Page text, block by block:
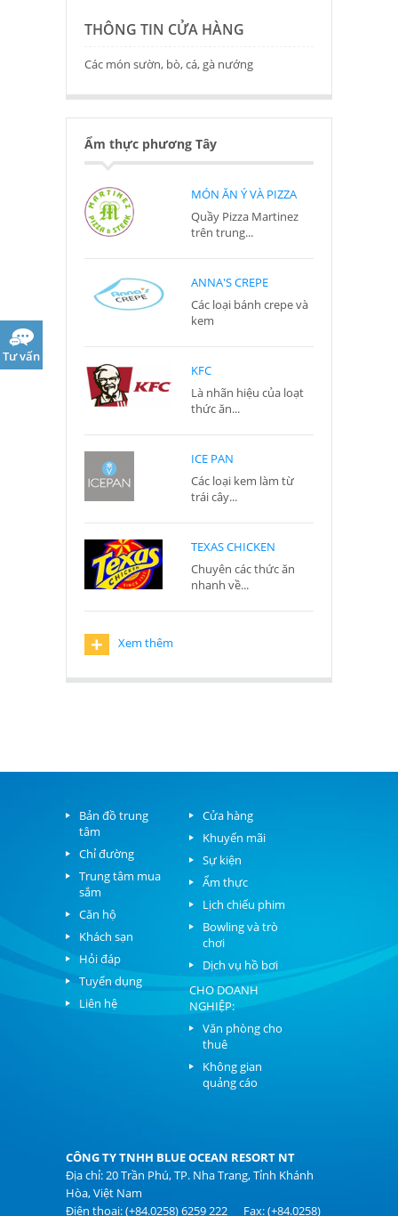
THÔNG TIN CỬA HÀNG
Các món sườn, bò, cá, gà nướng
Ẩm thực phương Tây
MÓN ĂN Ý VÀ PIZZA
Quầy Pizza Martinez
trên trung...
ANNA'S CREPE
Các loại bánh crepe và
kem
KFC
Là nhãn hiệu của loạt
thức ăn...
ICE PAN
Các loại kem làm từ
trái cây...
TEXAS CHICKEN
Chuyên các thức ăn
nhanh về...
+ Xem thêm
Bản đồ trung
tâm
Chỉ đường
Trung tâm mua
sắm
Căn hộ
Khách sạn
Hỏi đáp
Tuyển dụng
Liên hệ
Cửa hàng
Khuyến mãi
Sự kiện
Ẩm thực
Lịch chiếu phim
Bowling và trò
chơi
Dịch vụ hồ bơi
CHO DOANH
NGHIỆP:
Văn phòng cho
thuê
Không gian
quảng cáo
CÔNG TY TNHH BLUE OCEAN RESORT NT
Địa chỉ: 20 Trần Phú, TP. Nha Trang, Tỉnh Khánh
Hòa, Việt Nam
Điện thoại: (+84.0258) 6259 222 Fax: (+84.0258)
Tư vấn